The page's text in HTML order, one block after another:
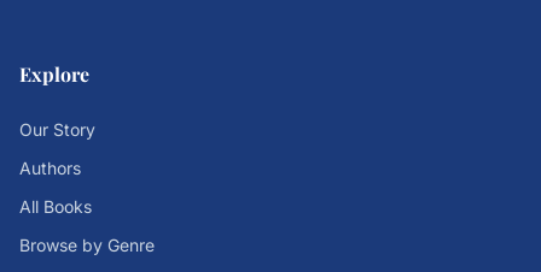
Explore
Our Story
Authors
All Books
Browse by Genre